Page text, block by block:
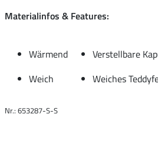
Materialinfos & Features:
Wärmend
Verstellbare
Weich
Weiches
Nr.: 653287-S-S